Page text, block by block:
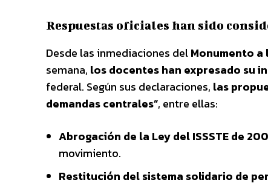
Respuestas oficiales han sido
Desde las inmediaciones delMonumento a
semana, los docentes han expresado su
federal. Según sus declaraciones, las
demandas centrales”, entre ellas:
Abrogación de la Ley del ISSSTE de
movimiento.
Restitución del sistema solidario de